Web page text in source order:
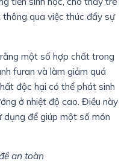
qua việc thúc đẩy sự
một số hợp chất trong
furan và làm giảm quá
độc hại có thể phát sinh
ở nhiệt độ cao. Điều này
để giúp một số món
an toàn